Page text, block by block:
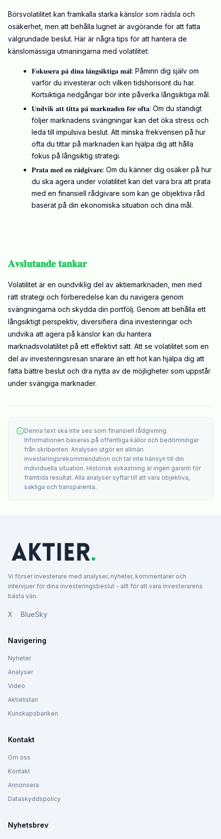
Börsvolatilitet kan framkalla starka känslor som rädsla och
osäkerhet, men att behålla lugnet är avgörande för att fatta
välgrundade beslut. Här är några tips för att hantera de
känslomässiga utmaningarna med volatilitet:
𝐅𝐨𝐤𝐮𝐬𝐞𝐫𝐚 𝐩𝐚̊ 𝐝𝐢𝐧𝐚 𝐥𝐚̊𝐧𝐠𝐬𝐢𝐤𝐭𝐢𝐠𝐚 𝐦𝐚̊𝐥: Påminn dig själv om
varför du investerar och vilken tidshorisont du har.
Kortsiktiga nedgångar bör inte påverka långsiktiga mål.
𝐔𝐧𝐝𝐯𝐢𝐤 𝐚𝐭𝐭 𝐭𝐢𝐭𝐭𝐚 𝐩𝐚̊ 𝐦𝐚𝐫𝐤𝐧𝐚𝐝𝐞𝐧 𝐟𝐨̈𝐫 𝐨𝐟𝐭𝐚: Om du ständigt
följer marknadens svängningar kan det öka stress och
leda till impulsiva beslut. Att minska frekvensen på hur
ofta du tittar på marknaden kan hjälpa dig att hålla
fokus på långsiktig strategi.
𝐏𝐫𝐚𝐭𝐚 𝐦𝐞𝐝 𝐞𝐧 𝐫𝐚̊𝐝𝐠𝐢𝐯𝐚𝐫𝐞: Om du känner dig osäker på hur
du ska agera under volatilitet kan det vara bra att prata
med en finansiell rådgivare som kan ge objektiva råd
baserat på din ekonomiska situation och dina mål.
𝐀𝐯𝐬𝐥𝐮𝐭𝐚𝐧𝐝𝐞 𝐭𝐚𝐧𝐤𝐚𝐫
Volatilitet är en oundviklig del av aktiemarknaden, men med
rätt strategi och förberedelse kan du navigera genom
svängningarna och skydda din portfölj. Genom att behålla ett
långsiktigt perspektiv, diversifiera dina investeringar och
undvika att agera på känslor kan du hantera
marknadsvolatilitet på ett effektivt sätt. Att se volatilitet som en
del av investeringsresan snarare än ett hot kan hjälpa dig att
fatta bättre beslut och dra nytta av de möjligheter som uppstår
under svängiga marknader.
Denna text ska inte ses som finansiell rådgivning.
Informationen baseras på offentliga källor och bedömningar
från skribenten. Analysen utgör en allmän
investeringsrekommendation och tar inte hänsyn till din
individuella situation. Historisk avkastning är ingen garanti för
framtida resultat. Alla analyser syftar till att vara objektiva,
sakliga och transparenta.
Vi förser investerare med analyser, nyheter, kommentarer och
intervjuer för dina investeringsbeslut - allt för att vara investerarens
bästa vän.
X BlueSky
Navigering
Nyheter
Analyser
Video
Aktielistan
Kunskapsbanken
Kontakt
Om oss
Kontakt
Annonsera
Dataskyddspolicy
Nyhetsbrev